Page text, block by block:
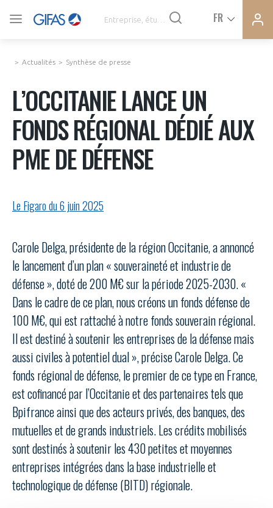
FR
À LA UNE
SYNTHÈSE DE PRESSE
AGENDA
COMMUNIQUÉS DE PRESSE
LE GIFAS
PRÉSENTATION
NOTRE VISION
NOS MISSIONS
NOTRE HISTOIRE
ORGANISATION
LE CONSEIL DU GIFAS
L’ÉQUIPE DU GIFAS
NOS RÉSEAUX À L'INTERNATIONAL
FONCTIONNEMENT
GEADS
COMITÉ AERO PME
ACCOMPAGNEMENT DE NOS ADHÉRENTS
LES PROGRAMMES DU GIFAS
LA MÉDIATION
Actualités Synthèse de presse
L’OCCITANIE LANCE UN
FONDS RÉGIONAL DÉDIÉ AUX
PME DE DÉFENSE
Le Figaro du 6 juin 2025
Carole Delga, présidente de la région Occitanie, a annoncé
le lancement d’un plan « souveraineté et industrie de
défense », doté de 200 M€ sur la période 2025-2030. «
Dans le cadre de ce plan, nous créons un fonds défense de
100 M€, qui est rattaché à notre fonds souverain régional.
Il est destiné à soutenir les entreprises de la défense mais
aussi civiles à potentiel dual », précise Carole Delga. Ce
fonds régional de défense, le premier de ce type en France,
est cofinancé par l’Occitanie et des partenaires tels que
Bpifrance ainsi que des acteurs privés, des banques, des
mutuelles et de grands industriels. Les crédits mobilisés
sont destinés à soutenir les 430 petites et moyennes
entreprises intégrées dans la base industrielle et
technologique de défense (BITD) régionale.
VOUS ÊTES ADHÉRENTS
PAS ENCORE ADHÉRENT ?
VOUS ÊTES UN PROFESSIONNEL DE LA FILIÈRE ?
Rejoignez une filière d’excellence et développez
votre réseau au sein d’un écosystème intégré et
cohérent
DEMANDE D’ADHÉSION
Avez-vous un statut de droit français ?
OUI NON